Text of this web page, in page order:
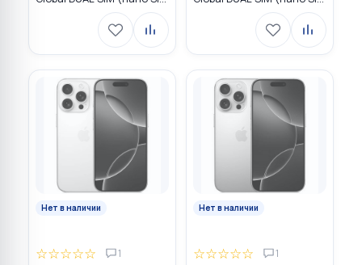
Нет в наличии
☆☆☆☆☆ 1
Нет в наличии
☆☆☆☆☆ 1